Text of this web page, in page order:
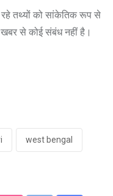
रहे तथ्यों को सांकेतिक रूप से
खबर से कोई संबंध नहीं है।
west bengal